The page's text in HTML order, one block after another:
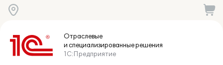
Отраслевые
и специализированныерешения
1С:Предприятие